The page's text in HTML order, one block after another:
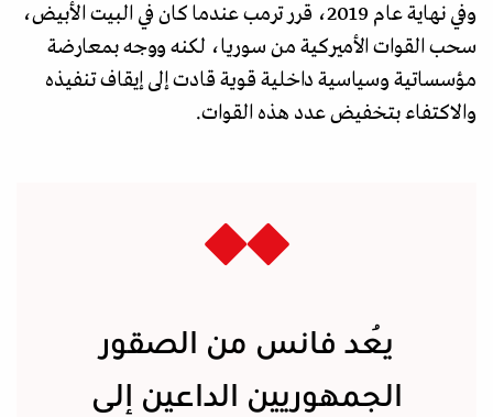
وفي نهاية عام 2019، قرر ترمب عندما كان في البيت الأبيض،
سحب القوات الأميركية من سوريا، لكنه ووجه بمعارضة
مؤسساتية وسياسية داخلية قوية قادت إلى إيقاف تنفيذه
والاكتفاء بتخفيض عدد هذه القوات.
يُعد فانس من الصقور
الجمهوريين الداعين إلى